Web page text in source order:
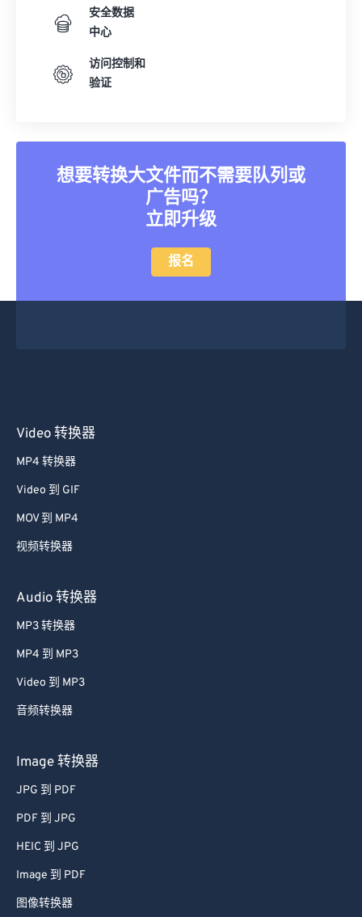
安全数据
中心
访问控制和
验证
想要转换大文件而不需要队列或
广告吗？
立即升级
报名
Video 转换器
MP4 转换器
Video 到 GIF
MOV 到 MP4
视频转换器
Audio 转换器
MP3 转换器
MP4 到 MP3
Video 到 MP3
音频转换器
Image 转换器
JPG 到 PDF
PDF 到 JPG
HEIC 到 JPG
Image 到 PDF
图像转换器